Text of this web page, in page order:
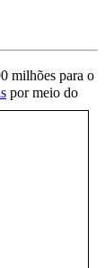
milhões para o
por meio do